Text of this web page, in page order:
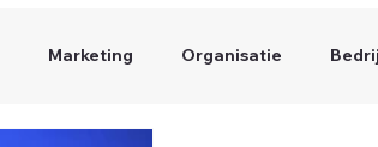
Marketing Organisatie